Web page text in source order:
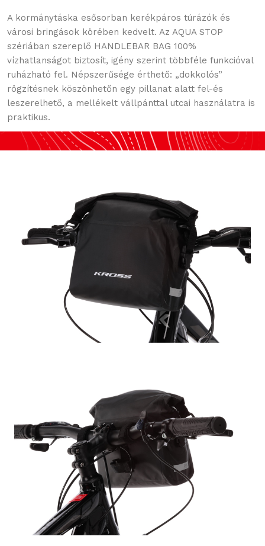
A kormánytáska esősorban kerékpáros túrázók és
városi bringások körében kedvelt. Az AQUA STOP
szériában szereplő HANDLEBAR BAG 100%
vízhatlanságot biztosít, igény szerint többféle funkcióval
ruházható fel. Népszerűsége érthető: „dokkolós”
rögzítésnek köszönhetőn egy pillanat alatt fel-és
leszerelhető, a mellékelt vállpánttal utcai használatra is
praktikus.